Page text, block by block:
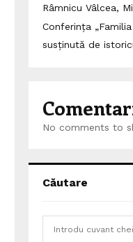
Râmnicu Vâlcea,
Conferința
susținută de
No comments to
Căutare